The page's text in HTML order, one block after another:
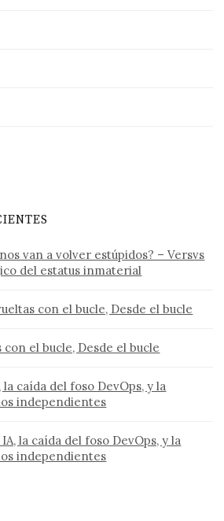
van a volver estúpidos? – Versvs
del estatus inmaterial
con el bucle, Desde el bucle
con el bucle, Desde el bucle
la caída del foso DevOps, y la
independientes
IA, la caída del foso DevOps, y la
independientes